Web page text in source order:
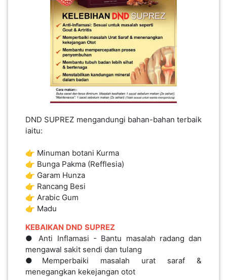
DND SUPREZ mengandungi bahan-bahan terbaik
iaitu:
👉 Minuman botani Kurma
👉 Bunga Pakma (Refflesia)
👉 Garam Hunza
👉 Rancang Besi
👉 Arabic Gum
👉 Madu
KEBAIKAN DND SUPREZ
● Anti Inflamasi - Bantu masalah radang dan
mengawal sakit sendi dan tulang
●Memperbaiki masalah urat saraf &
menegangkan kekejangan otot
KEDAH(13)
TERENGGANU(12)
MELAKA(53)
PENANG(2)
PERLIS(6)
KUALA